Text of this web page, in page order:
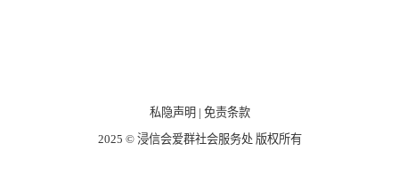
私隐声明 | 免责条款
2025 © 浸信会爱群社会服务处 版权所有